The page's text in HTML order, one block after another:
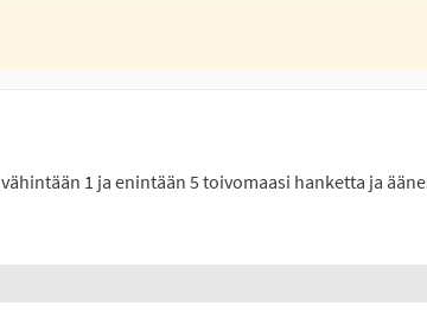
1 ja enintään 5 toivomaasi hanketta ja